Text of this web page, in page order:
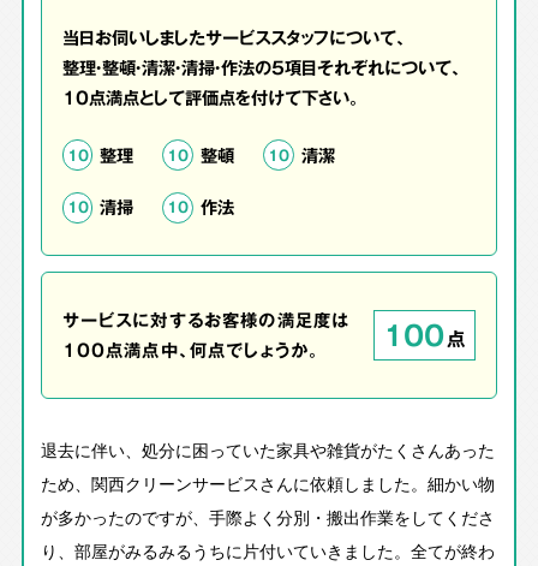
当日お伺いしましたサービススタッフについて、
整理・整頓・清潔・清掃・作法の5項目それぞれについて、
10点満点として評価点を付けて下さい。
10 整理 10 整頓 10 清潔
10 清掃 10 作法
サービスに対するお客様の満足度は
100点満点中、何点でしょうか。
100点
退去に伴い、処分に困っていた家具や雑貨がたくさんあった
ため、関西クリーンサービスさんに依頼しました。細かい物
が多かったのですが、手際よく分別・搬出作業をしてくださ
り、部屋がみるみるうちに片付いていきました。全てが終わ